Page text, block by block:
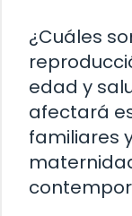
¿Cuáles
edad y
afectará
familiares